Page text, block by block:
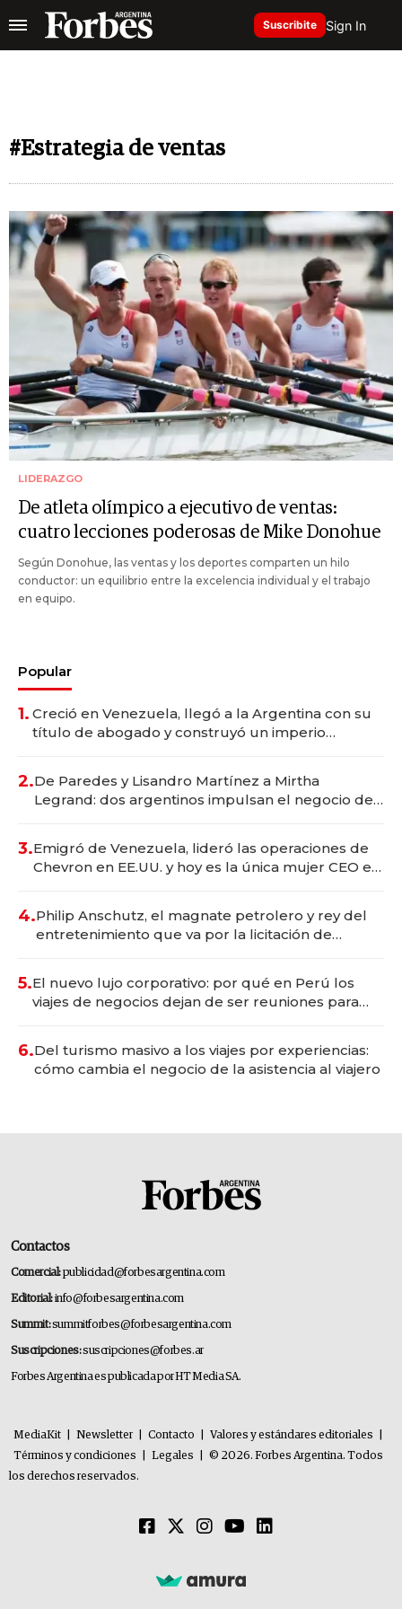
Suscribite Sign In
#Estrategia de ventas
LIDERAZGO
De atleta olímpico a ejecutivo de ventas:
cuatro lecciones poderosas de Mike Donohue
Según Donohue, las ventas y los deportes comparten un hilo
conductor: un equilibrio entre la excelencia individual y el trabajo
en equipo.
Popular
1. Creció en Venezuela, llegó a la Argentina con su
título de abogado y construyó un imperio
2.De Paredes y Lisandro Martínez a Mirtha
Legrand: dos argentinos impulsan el negocio del
3.Emigró de Venezuela, lideró las operaciones de
Chevron en EE.UU. y hoy es la única mujer CEO en
4.Philip Anschutz, el magnate petrolero y rey del
entretenimiento que va por la licitación de
5.El nuevo lujo corporativo: por qué en Perú los
viajes de negocios dejan de ser reuniones para
6.Del turismo masivo a los viajes por experiencias:
cómo cambia el negocio de la asistencia al viajero
Contactos
Comercial:publicidad@forbesargentina.com
Editorial:info@forbesargentina.com
Summit:summitforbes@forbesargentina.com
Suscripciones:suscripciones@forbes.ar
Forbes Argentina es publicada por HT Media SA.
MediaKit Newsletter Contacto Valores y estándares editoriales
Términos y condiciones
Legales
© 2026. Forbes Argentina. Todos
los derechos reservados.